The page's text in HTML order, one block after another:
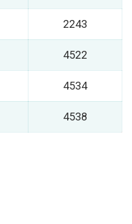
2243
4522
4534
4538